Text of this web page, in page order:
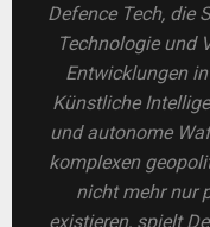
Defence Tech, die
Technologie und
Entwicklungen
Künstliche
und autonome
komplexen
nicht mehr nur
existieren, spielt